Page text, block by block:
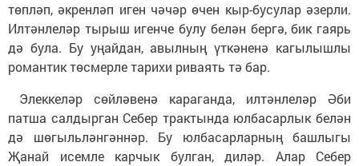
төпләп, әкренләп иген чәчәр өчен кыр-бусулар әзерли.
Илтәнлеләр тырыш игенче булу белән бергә, бик гаярь
дә була. Бу уңайдан, авылның үткәненә кагылышлы
романтик төсмерле тарихи риваять тә бар.
Элеккеләр сөйләвенә караганда, илтәнлеләр Әби
патша салдырган Себер трактында юлбасарлык белән
дә шөгыльләнгәннәр. Бу юлбасарларның башлыгы
Җанай исемле карчык булган, диләр. Алар Себер